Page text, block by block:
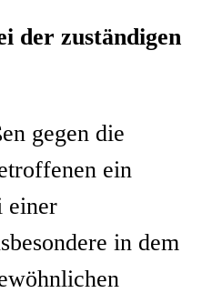
der zuständigen
gegen die
ein
einer
in dem